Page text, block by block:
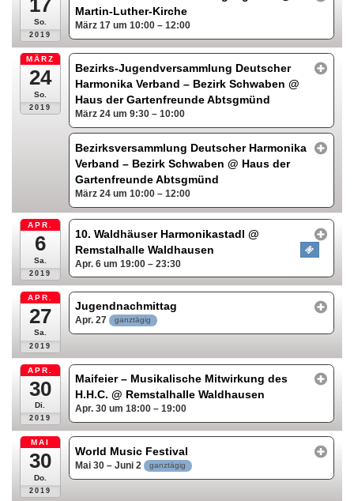
17
So.
2019
Martin-Luther-Kirche
März 17 um 10:00 – 12:00
MÄRZ
24
So.
2019
Bezirks-Jugendversammlung Deutscher
Harmonika Verband – Bezirk Schwaben@
Haus der Gartenfreunde Abtsgmünd
März 24 um 9:30 – 10:00
Bezirksversammlung Deutscher Harmonika
Verband – Bezirk Schwaben@ Haus der
Gartenfreunde Abtsgmünd
März 24 um 10:00 – 12:00
APR.
6
Sa.
2019
10. Waldhäuser Harmonikastadl@
Remstalhalle Waldhausen
Apr. 6 um 19:00 – 23:30
APR.
27
Sa.
2019
Jugendnachmittag
Apr. 27 ganztägig
APR.
30
Di.
2019
Maifeier – Musikalische Mitwirkung des
H.H.C.@ Remstalhalle Waldhausen
Apr. 30 um 18:00 – 19:00
MAI
30
Do.
2019
World Music Festival
Mai 30 – Juni 2 ganztägig